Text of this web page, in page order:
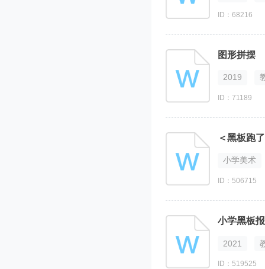
ID：68216
图形拼摆
2019
ID：71189
＜黑板跑
小学美术
ID：506715
小学黑板
2021
ID：519525